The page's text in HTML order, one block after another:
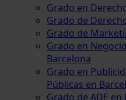
Grado en
Grado de
Grado de
Grado en
Barcelona
Grado en
Públicas en
Grado de ADE